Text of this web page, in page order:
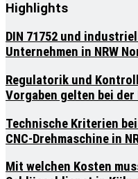
Highlights
DIN 71752 und
Unternehmen in NRW
Regulatorik und
Vorgaben gelten bei
Technische Kriterien
CNC-Drehmaschine in
Mit welchen Kosten